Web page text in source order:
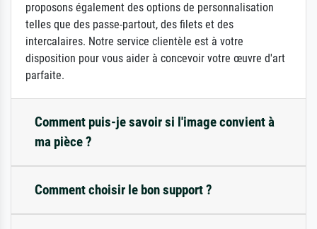
proposons également des options de personnalisation
telles que des passe-partout, des filets et des
intercalaires. Notre service clientèle est à votre
disposition pour vous aider à concevoir votre œuvre d'art
parfaite.
Comment puis-je savoir si l'image convient à
ma pièce ?
Comment choisir le bon support ?